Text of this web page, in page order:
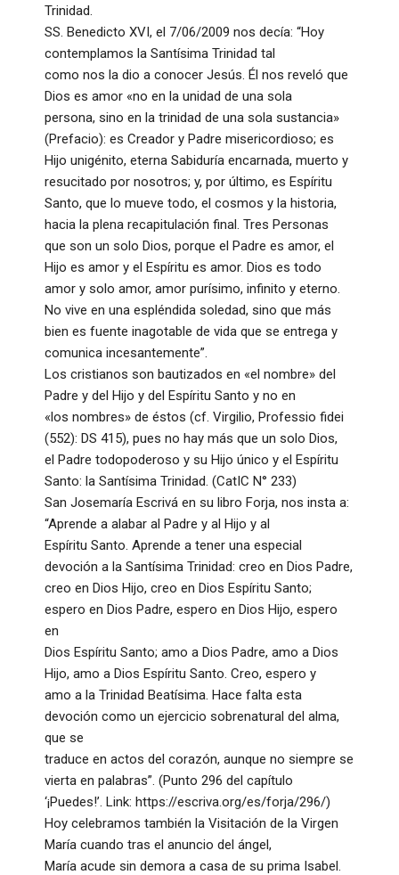
Trinidad.
SS. Benedicto XVI, el 7/06/2009 nos decía: “Hoy
contemplamos la Santísima Trinidad tal
como nos la dio a conocer Jesús. Él nos reveló que
Dios es amor «no en la unidad de una sola
persona, sino en la trinidad de una sola sustancia»
(Prefacio): es Creador y Padre misericordioso; es
Hijo unigénito, eterna Sabiduría encarnada, muerto y
resucitado por nosotros; y, por último, es Espíritu
Santo, que lo mueve todo, el cosmos y la historia,
hacia la plena recapitulación final. Tres Personas
que son un solo Dios, porque el Padre es amor, el
Hijo es amor y el Espíritu es amor. Dios es todo
amor y solo amor, amor purísimo, infinito y eterno.
No vive en una espléndida soledad, sino que más
bien es fuente inagotable de vida que se entrega y
comunica incesantemente”.
Los cristianos son bautizados en «el nombre» del
Padre y del Hijo y del Espíritu Santo y no en
«los nombres» de éstos (cf. Virgilio, Professio fidei
(552): DS 415), pues no hay más que un solo Dios,
el Padre todopoderoso y su Hijo único y el Espíritu
Santo: la Santísima Trinidad. (CatIC N° 233)
San Josemaría Escrivá en su libro Forja, nos insta a:
“Aprende a alabar al Padre y al Hijo y al
Espíritu Santo. Aprende a tener una especial
devoción a la Santísima Trinidad: creo en Dios Padre,
creo en Dios Hijo, creo en Dios Espíritu Santo;
espero en Dios Padre, espero en Dios Hijo, espero
en
Dios Espíritu Santo; amo a Dios Padre, amo a Dios
Hijo, amo a Dios Espíritu Santo. Creo, espero y
amo a la Trinidad Beatísima. Hace falta esta
devoción como un ejercicio sobrenatural del alma,
que se
traduce en actos del corazón, aunque no siempre se
vierta en palabras”. (Punto 296 del capítulo
‘¡Puedes!’. Link: https://escriva.org/es/forja/296/)
Hoy celebramos también la Visitación de la Virgen
María cuando tras el anuncio del ángel,
María acude sin demora a casa de su prima Isabel.